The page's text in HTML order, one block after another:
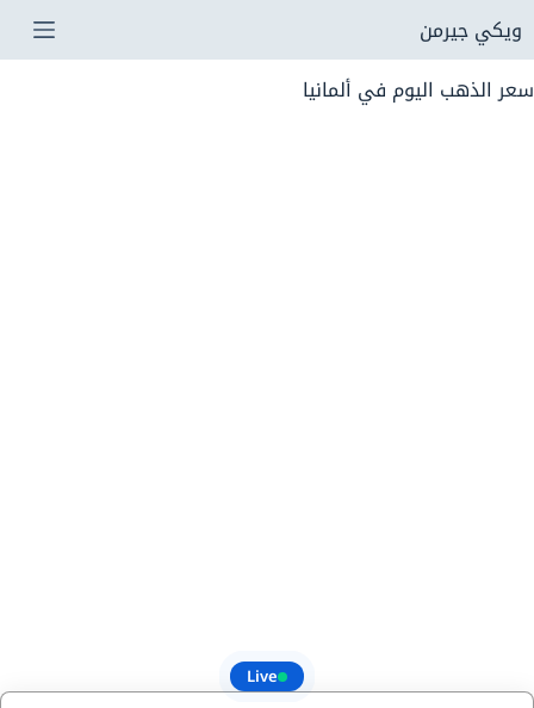
التجاوز
إلى
المحتوى
ويكي جيرمن
سعر الذهب اليوم في ألمانيا
Live